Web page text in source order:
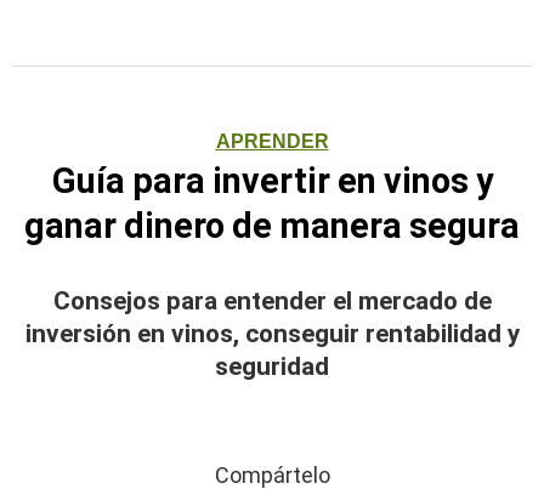
APRENDER
Guía para invertir en vinos y
ganar dinero de manera segura
Consejos para entender el mercado de
inversión en vinos, conseguir rentabilidad y
seguridad
Compártelo